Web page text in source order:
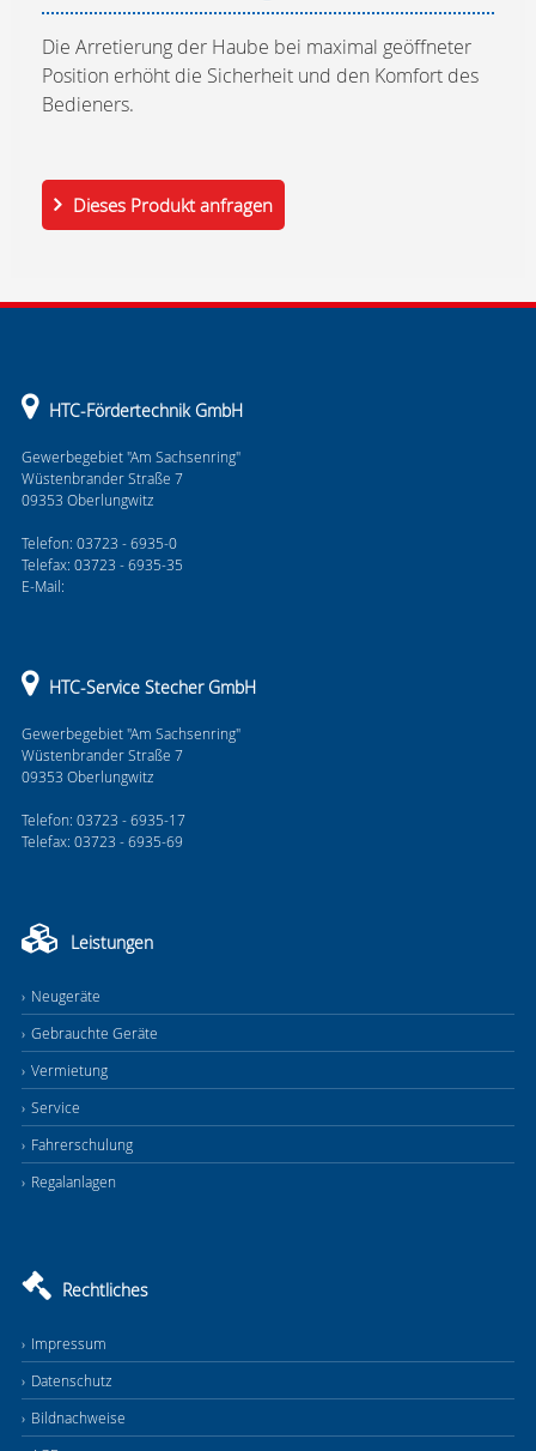
Die Arretierung der Haube bei maximal geöffneter
Position erhöht die Sicherheit und den Komfort des
Bedieners.
Dieses Produkt anfragen
HTC-Fördertechnik GmbH
Gewerbegebiet "Am Sachsenring"
Wüstenbrander Straße 7
09353 Oberlungwitz
Telefon: 03723 - 6935-0
Telefax: 03723 - 6935-35
E-Mail:
HTC-Service Stecher GmbH
Gewerbegebiet "Am Sachsenring"
Wüstenbrander Straße 7
09353 Oberlungwitz
Telefon: 03723 - 6935-17
Telefax: 03723 - 6935-69
Leistungen
Neugeräte
Gebrauchte Geräte
Vermietung
Service
Fahrerschulung
Regalanlagen
Rechtliches
Impressum
Datenschutz
Bildnachweise